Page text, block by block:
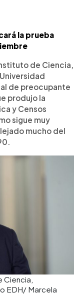
la prueba
de Ciencia,
de preocupante
produjo la
y Censos
sigue muy
mucho del
EDH/ Marcela